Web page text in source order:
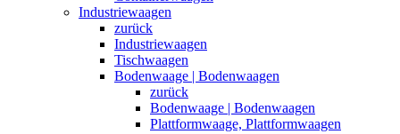
Industriewaagen
zurück
Industriewaagen
Tischwaagen
Bodenwaage | Bodenwaagen
zurück
Bodenwaage | Bodenwaagen
Plattformwaage, Plattformwaagen